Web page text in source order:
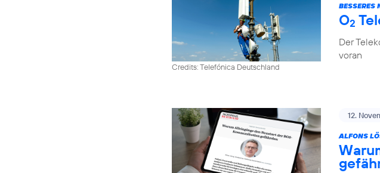
Credits: Telefónica Deutschland
BESSERES
O2
Der
voran
12.
ALFONS